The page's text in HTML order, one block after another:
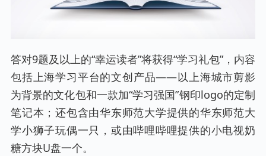
答对9题及以上的“幸运读者”将获得“学习礼包”，内容
包括上海学习平台的文创产品——以上海城市剪影
为背景的文化包和一款加“学习强国”钢印logo的定制
笔记本；还包含由华东师范大学提供的华东师范大
学小狮子玩偶一只，或由哔哩哔哩提供的小电视奶
糖方块U盘一个。